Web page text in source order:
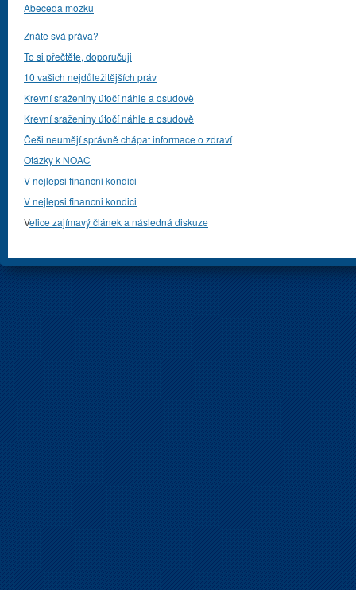
Abeceda mozku
Znáte svá práva?
To si přečtěte, doporučuji
10 vašich nejdůležitějších práv
Krevní sraženiny útočí náhle a osudově
Krevní sraženiny útočí náhle a osudově
Češi neumějí správně chápat informace o zdraví
Otázky k NOAC
V nejlepsi financni kondici
V nejlepsi financni kondici
Velice zajímavý článek a následná diskuze